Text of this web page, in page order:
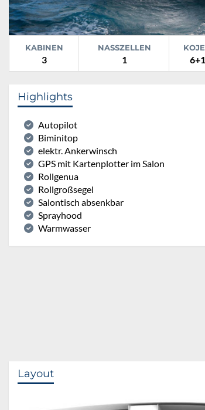
KABINEN
3
NASSZELLEN
1 6+1
Highlights
Autopilot
Biminitop
elektr. Ankerwinsch
GPS mit Kartenplotter im Salon
Rollgenua
Rollgroßsegel
Salontisch absenkbar
Sprayhood
Warmwasser
Layout